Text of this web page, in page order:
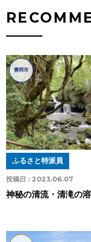
豊岡市
投稿日 : 2023.06.07
ふるさと特派員
神秘の清流・清滝の